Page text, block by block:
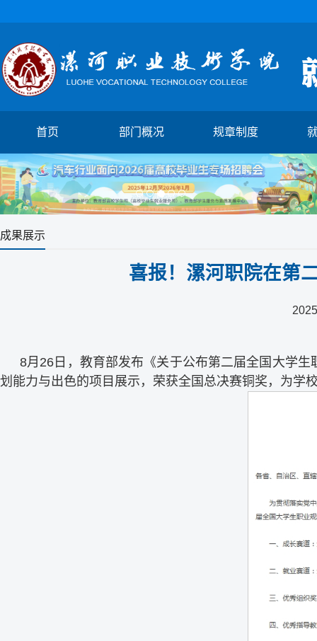
首页 部门概况 规章制度
1 2 3 4 5
成果展示
喜报！漯河职院在第
8月26日，教育部发布《关于公布第二届全国大学
划能力与出色的项目展示，荣获全国总决赛铜奖，为学